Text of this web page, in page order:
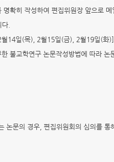
확히 작성하여 편집위원장 앞으로 메
.
14일(목), 2월15일(금), 2월19일(화
불교학연구 논문작성방법에 따라 논
문의 경우, 편집위원회의 심의를 통